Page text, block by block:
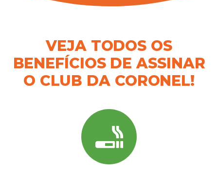
VEJA TODOS OS
BENEFÍCIOS DE ASSINAR
O CLUB DA CORONEL!